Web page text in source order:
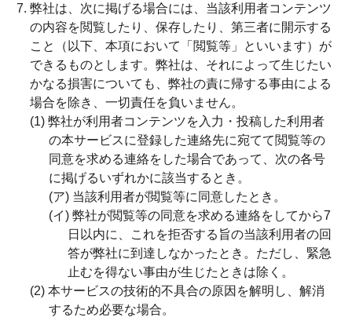
弊社は、次に掲げる場合には、当該利用者コンテンツ
の内容を閲覧したり、保存したり、第三者に開示する
こと（以下、本項において「閲覧等」といいます）が
できるものとします。弊社は、それによって生じたい
かなる損害についても、弊社の責に帰する事由による
場合を除き、一切責任を負いません。
(1) 弊社が利用者コンテンツを入力・投稿した利用者
の本サービスに登録した連絡先に宛てて閲覧等の
同意を求める連絡をした場合であって、次の各号
に掲げるいずれかに該当するとき。
(ア) 当該利用者が閲覧等に同意したとき。
(イ) 弊社が閲覧等の同意を求める連絡をしてから7
日以内に、これを拒否する旨の当該利用者の回
答が弊社に到達しなかったとき。ただし、緊急
止むを得ない事由が生じたときは除く。
(2) 本サービスの技術的不具合の原因を解明し、解消
するため必要な場合。